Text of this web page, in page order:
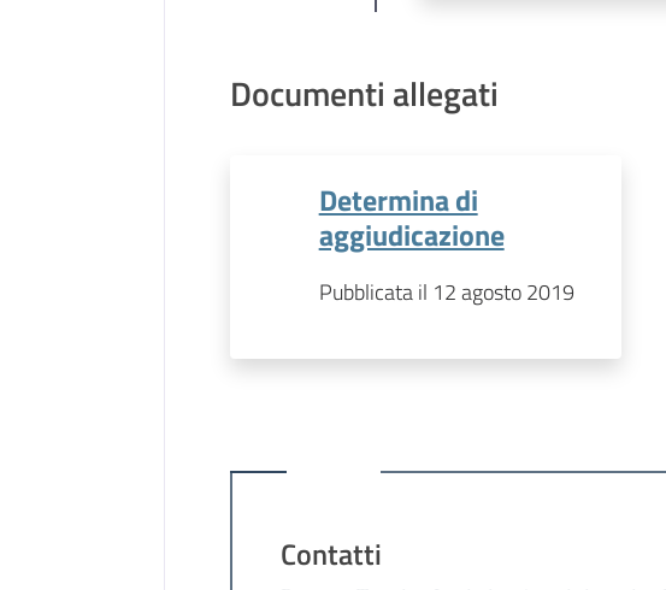
Documenti allegati
Determina di
aggiudicazione
Pubblicata il 12 agosto 2019
Contatti